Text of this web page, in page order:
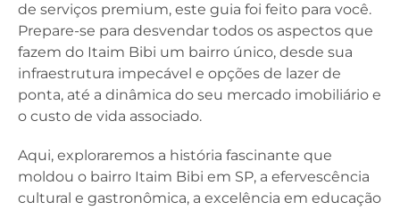
de serviços premium, este guia foi feito para você.
Prepare-se para desvendar todos os aspectos que
fazem do Itaim Bibi um bairro único, desde sua
infraestrutura impecável e opções de lazer de
ponta, até a dinâmica do seu mercado imobiliário e
o custo de vida associado.
Aqui, exploraremos a história fascinante que
moldou o bairro Itaim Bibi em SP, a efervescência
cultural e gastronômica, a excelência em educação